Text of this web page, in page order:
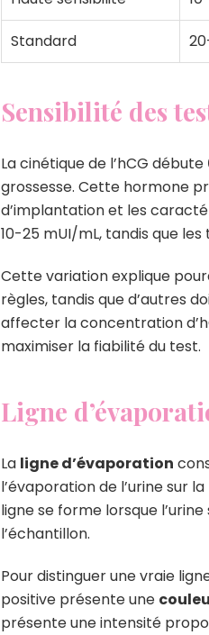
Standard
Sensibilité des
La cinétique de l’hCG débute
grossesse. Cette hormone
d’implantation et les
10-25 mUI/mL, tandis que
Cette variation explique
règles, tandis que d’autres
affecter la concentration
maximiser la fiabilité du test.
Ligne
La ligne d’évaporation
l’évaporation de l’urine sur
ligne se forme lorsque
l’échantillon.
Pour distinguer une vraie
positive présente une
présente une intensité